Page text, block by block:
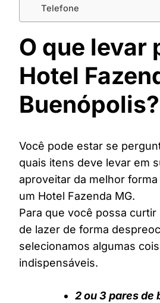
Telefone
O que levar
Hotel
Buenópolis?
Você pode estar se
quais itens deve levar em
aproveitar da melhor
um Hotel Fazenda MG.
Para que você possa
de lazer de forma
selecionamos algumas
indispensáveis.
2 ou 3 pares de